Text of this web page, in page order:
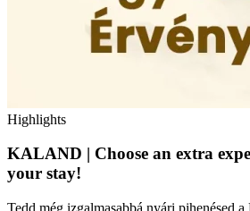
Highlights
KALAND | Choose an extra
your stay!
Tedd még izgalmasabbá nyári pihenésed